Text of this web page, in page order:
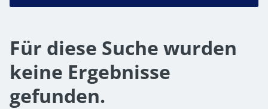
Für diese Suche wurden
keine Ergebnisse
gefunden.